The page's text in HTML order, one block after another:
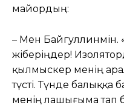
майордың:
– Мен Байгуллинмін.
жіберіңдер!
қылмыскер менің
түсті. Түнде балыққа
менің лашығыма тап